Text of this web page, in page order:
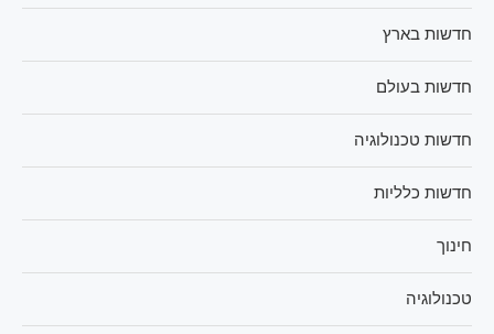
חדשות בארץ
חדשות בעולם
חדשות טכנולוגיה
חדשות כלליות
חינוך
טכנולוגיה